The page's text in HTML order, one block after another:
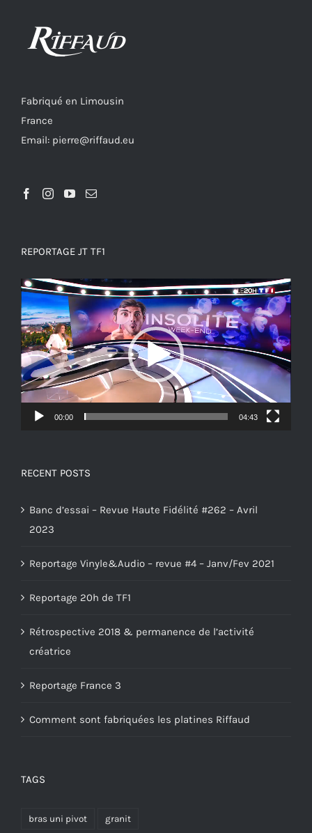
Fabriqué en Limousin
France
Email: pierre@riffaud.eu
REPORTAGE JT TF1
Lecteur
vidéo
00:00 04:43
RECENT POSTS
Banc d’essai – Revue Haute Fidélité #262 – Avril
2023
Reportage Vinyle&Audio – revue #4 – Janv/Fev 2021
Reportage 20h de TF1
Rétrospective 2018 & permanence de l’activité
créatrice
Reportage France 3
Comment sont fabriquées les platines Riffaud
TAGS
bras uni pivot granit